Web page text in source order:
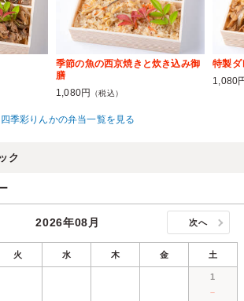
季節の魚の西京焼きと炊き込み御
膳
1,080円
（税込）
特製ダ
1,080
四季彩りんかの弁当一覧を見る
ク
2026年08月 次へ
火 水 木 金 土
1
－